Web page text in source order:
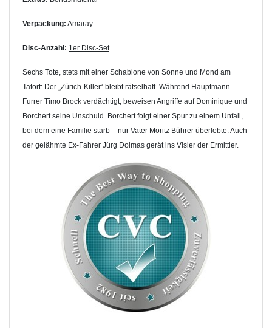
Verpackung: Amaray
Disc-Anzahl: 1er Disc-Set
Sechs Tote, stets mit einer Schablone von Sonne und Mond am
Tatort: Der „Zürich-Killer“ bleibt rätselhaft. Während Hauptmann
Furrer Timo Brock verdächtigt, beweisen Angriffe auf Dominique und
Borchert seine Unschuld. Borchert folgt einer Spur zu einem Unfall,
bei dem eine Familie starb – nur Vater Moritz Bührer überlebte. Auch
der gelähmte Ex-Fahrer Jürg Dolmas gerät ins Visier der Ermittler.